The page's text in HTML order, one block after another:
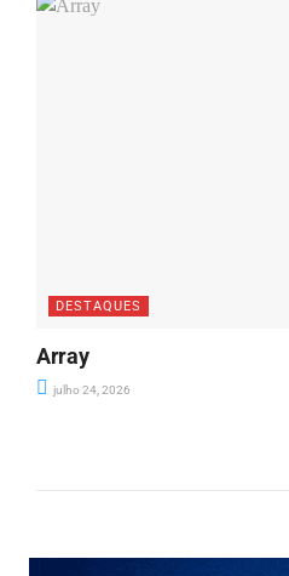
DESTAQUES
Array
julho 24, 2026